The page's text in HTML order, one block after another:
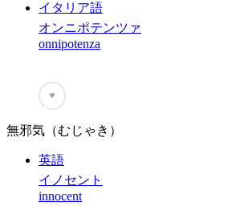
イタリア語
オンニポテンツァ
onnipotenza
♥
無邪気（むじゃき）
英語
イノセント
innocent